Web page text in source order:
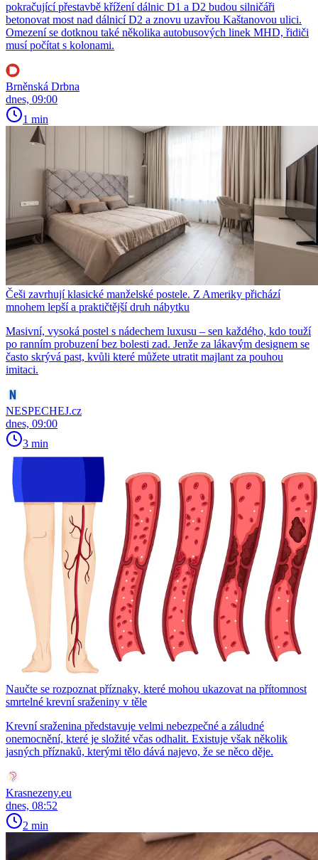
pokračující přestavbě křížení dálnic D1 a D2 budou silničáři
betonovat most nad dálnicí D2 a znovu uzavřou Kaštanovou ulici.
Omezení se dotknou také několika autobusových linek MHD, řidiči
musí počítat s kolonami.
Brněnská Drbna
dnes, 09:00
1 min
Češi zavrhují klasické manželské postele. Z Ameriky přichází
mnohem lepší a praktičtější druh nábytku
Masivní, vysoká postel s nádechem luxusu – sen každého, kdo touží
po ranním probuzení bez bolesti zad. Jenže za lákavým designem se
často skrývá past, kvůli které můžete utratit majlant za pouhou
imitaci.
NESPECHEJ.cz
dnes, 09:00
3 min
Naučte se rozpoznat příznaky, které mohou ukazovat na přítomnost
smrtelné krevní sraženiny v těle
Krevní sraženina představuje velmi nebezpečné a záludné
onemocnění, které je složité včas odhalit. Existuje však několik
jasných příznaků, kterými tělo dává najevo, že se něco děje.
Krasnezeny.eu
dnes, 08:52
2 min